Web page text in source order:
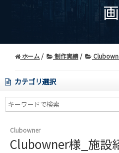
画
ホーム 制作実績
カテゴリ選択
Clubowner
Clubowner様_施設